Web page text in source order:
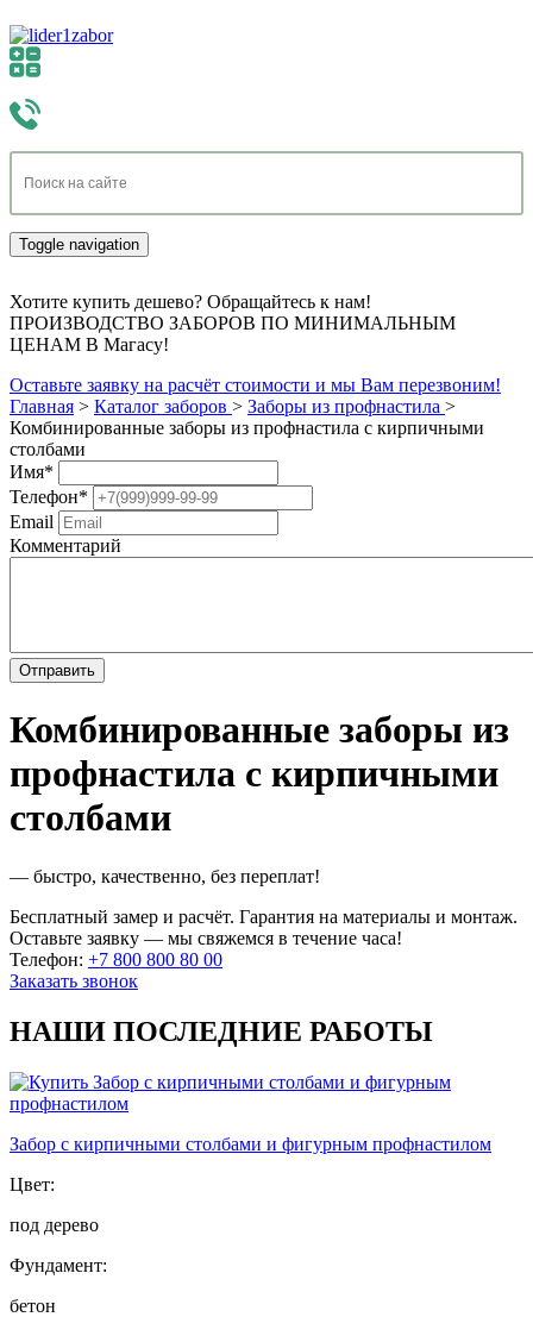
Toggle navigation
Хотите купить дешево? Обращайтесь к нам!
ПРОИЗВОДСТВО ЗАБОРОВ ПО МИНИМАЛЬНЫМ
ЦЕНАМ В Магасу!
Оставьте заявку на расчёт стоимости и мы Вам перезвоним!
Главная > Каталог заборов > Заборы из профнастила >
Комбинированные заборы из профнастила с кирпичными
столбами
Имя*
Телефон*
Email
Комментарий
Комбинированные заборы из
профнастила с кирпичными
столбами
— быстро, качественно, без переплат!
Бесплатный замер и расчёт. Гарантия на материалы и монтаж.
Оставьте заявку — мы свяжемся в течение часа!
Телефон: +7 800 800 80 00
Заказать звонок
НАШИ ПОСЛЕДНИЕ РАБОТЫ
Забор с кирпичными столбами и фигурным профнастилом
Цвет:
под дерево
Фундамент:
бетон